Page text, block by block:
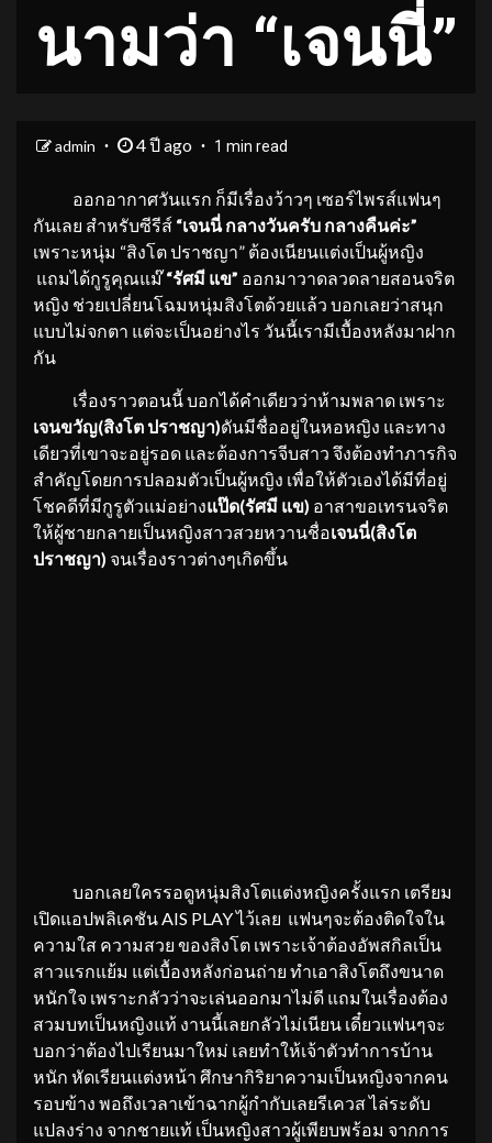
นามว่า “เจนนี่”
admin 4 ปี ago 1 min read
ออกอากาศวันแรก ก็มีเรื่องว้าวๆ เซอร์ไพรส์แฟนๆ
กันเลย สำหรับซีรีส์ “เจนนี่ กลางวันครับ กลางคืนค่ะ”
เพราะหนุ่ม “สิงโต ปราชญา” ต้องเนียนแต่งเป็นผู้หญิง
แถมได้กูรูคุณแม๊“รัศมี แข” ออกมาวาดลวดลายสอนจริต
หญิง ช่วยเปลี่ยนโฉมหนุ่มสิงโตด้วยแล้ว บอกเลยว่าสนุก
แบบไม่จกตา แต่จะเป็นอย่างไร วันนี้เรามีเบื้องหลังมาฝาก
กัน
เรื่องราวตอนนี้ บอกได้คำเดียวว่าห้ามพลาด เพราะ
เจนขวัญ(สิงโต ปราชญา)ดันมีชื่ออยู่ในหอหญิง และทาง
เดียวที่เขาจะอยู่รอด และต้องการจีบสาว จึงต้องทำภารกิจ
สำคัญโดยการปลอมตัวเป็นผู้หญิง เพื่อให้ตัวเองได้มีที่อยู่
โชคดีที่มีกูรูตัวแม่อย่างแป๊ด(รัศมี แข) อาสาขอเทรนจริต
ให้ผู้ชายกลายเป็นหญิงสาวสวยหวานชื่อเจนนี่(สิงโต
ปราชญา) จนเรื่องราวต่างๆเกิดขึ้น
บอกเลยใครรอดูหนุ่มสิงโตแต่งหญิงครั้งแรก เตรียม
เปิดแอปพลิเคชัน AIS PLAY ไว้เลย แฟนๆจะต้องติดใจใน
ความใส ความสวย ของสิงโต เพราะเจ้าต้องอัพสกิลเป็น
สาวแรกแย้ม แต่เบื้องหลังก่อนถ่าย ทำเอาสิงโตถึงขนาด
หนักใจ เพราะกลัวว่าจะเล่นออกมาไม่ดี แถมในเรื่องต้อง
สวมบทเป็นหญิงแท้ งานนี้เลยกลัวไม่เนียน เดี๋ยวแฟนๆจะ
บอกว่าต้องไปเรียนมาใหม่ เลยทำให้เจ้าตัวทำการบ้าน
หนัก หัดเรียนแต่งหน้า ศึกษากิริยาความเป็นหญิงจากคน
รอบข้าง พอถึงเวลาเข้าฉากผู้กำกับเลยรีเควส ไล่ระดับ
แปลงร่าง จากชายแท้ เป็นหญิงสาวผู้เพียบพร้อม จากการ